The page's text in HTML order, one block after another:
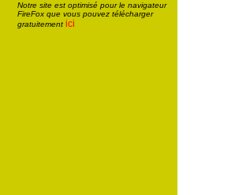
Notre site est optimisé pour le navigateur
FireFox que vous pouvez télécharger
gratuitement ici